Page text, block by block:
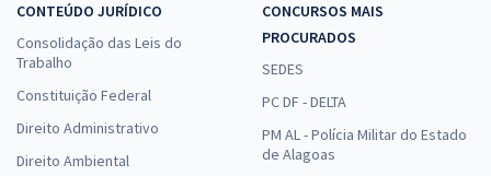
CONTEÚDO JURÍDICO
Consolidação das Leis do
Trabalho
Constituição Federal
Direito Administrativo
Direito Ambiental
CONCURSOS MAIS
PROCURADOS
SEDES
PC DF - DELTA
PM AL - Polícia Militar do Estado
de Alagoas